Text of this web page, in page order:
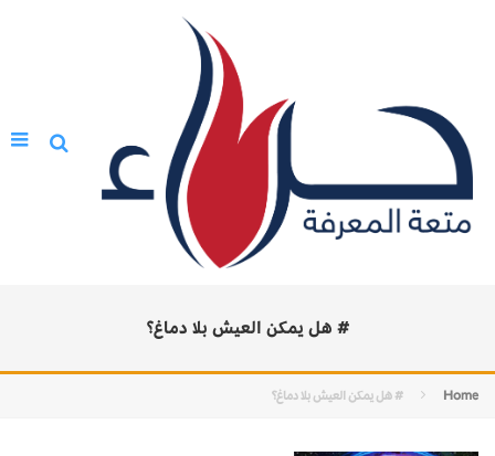
# هل يمكن العيش بلا دماغ؟
Home # هل يمكن العيش بلا دماغ؟